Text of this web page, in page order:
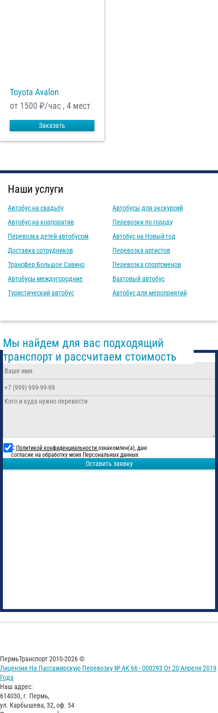
Toyota Avalon
от 1500 ₽/час , 4 мест
Заказать
Наши услуги
Автобус на свадьбу
Автобус на корпоратив
Перевозка детей автобусом
Доставка сотрудников
Трансфер Большое Савино
Автобусы междугородние
Туристический автобус
Автобусы для экскурсий
Перевозки по городу
Автобус на Новый год
Перевозка артистов
Перевозка спортсменов
Вахтовый автобус
Автобус для мероприятий
Мы найдем для вас подходящий
транспорт и рассчитаем стоимость
С Политикой конфиденциальности ознакомлен(а), даю
согласие на обработку моих Персональных данных
Оставить заявку
ПермьТранспорт 2010-2026 ©
Лицензия На Пассажирскую Перевозку № АК 66 - 000293 От 20 Апреля 2019
Года
Наш адрес:
614030, г. Пермь,
ул. Карбышева, 32, оф. 54